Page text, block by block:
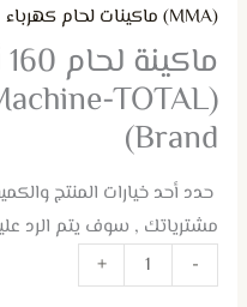
(MMA) ماكينات لحام كهرباء
TOTAL
Brand)
حدد أحد خيارات المنتج
مشترياتك , سوف يتم الرد
-
+